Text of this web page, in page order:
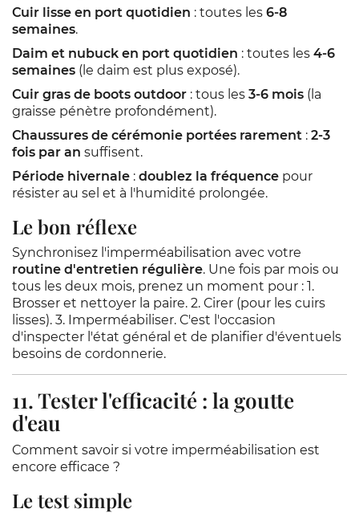
Cuir lisse en port quotidien : toutes les 6-8
semaines.
Daim et nubuck en port quotidien : toutes les 4-6
semaines (le daim est plus exposé).
Cuir gras de boots outdoor : tous les 3-6 mois (la
graisse pénètre profondément).
Chaussures de cérémonie portées rarement : 2-3
fois par an suffisent.
Période hivernale : doublez la fréquence pour
résister au sel et à l'humidité prolongée.
Le bon réflexe
Synchronisez l'imperméabilisation avec votre
routine d'entretien régulière. Une fois par mois ou
tous les deux mois, prenez un moment pour : 1.
Brosser et nettoyer la paire. 2. Cirer (pour les cuirs
lisses). 3. Imperméabiliser. C'est l'occasion
d'inspecter l'état général et de planifier d'éventuels
besoins de cordonnerie.
11. Tester l'efficacité : la goutte
d'eau
Comment savoir si votre imperméabilisation est
encore efficace ?
Le test simple